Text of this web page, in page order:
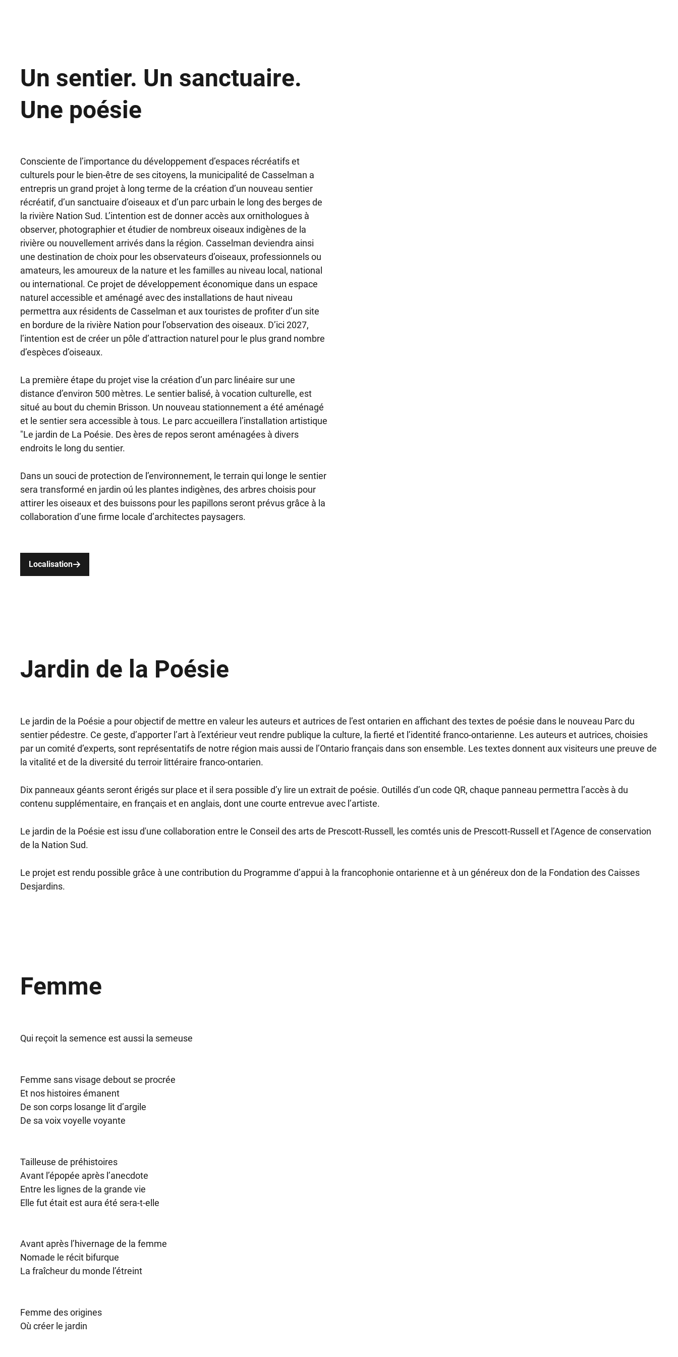
Un sentier. Un sanctuaire.
Une poésie
Consciente de l’importance du développement d’espaces récréatifs et
culturels pour le bien-être de ses citoyens, la municipalité de Casselman a
entrepris un grand projet à long terme de la création d’un nouveau sentier
récréatif, d’un sanctuaire d’oiseaux et d’un parc urbain le long des berges de
la rivière Nation Sud. L’intention est de donner accès aux ornithologues à
observer, photographier et étudier de nombreux oiseaux indigènes de la
rivière ou nouvellement arrivés dans la région. Casselman deviendra ainsi
une destination de choix pour les observateurs d’oiseaux, professionnels ou
amateurs, les amoureux de la nature et les familles au niveau local, national
ou international. Ce projet de développement économique dans un espace
naturel accessible et aménagé avec des installations de haut niveau
permettra aux résidents de Casselman et aux touristes de profiter d’un site
en bordure de la rivière Nation pour l’observation des oiseaux. D’ici 2027,
l’intention est de créer un pôle d’attraction naturel pour le plus grand nombre
d’espèces d’oiseaux.
La première étape du projet vise la création d’un parc linéaire sur une
distance d’environ 500 mètres. Le sentier balisé, à vocation culturelle, est
situé au bout du chemin Brisson. Un nouveau stationnement a été aménagé
et le sentier sera accessible à tous. Le parc accueillera l’installation artistique
"Le jardin de La Poésie. Des ères de repos seront aménagées à divers
endroits le long du sentier.
Dans un souci de protection de l’environnement, le terrain qui longe le sentier
sera transformé en jardin oú les plantes indigènes, des arbres choisis pour
attirer les oiseaux et des buissons pour les papillons seront prévus grâce à la
collaboration d’une firme locale d’architectes paysagers.
Localisation
Jardin de la Poésie
Le jardin de la Poésie a pour objectif de mettre en valeur les auteurs et autrices de l’est ontarien en affichant des textes de poésie dans le nouveau Parc du
sentier pédestre. Ce geste, d’apporter l’art à l’extérieur veut rendre publique la culture, la fierté et l’identité franco-ontarienne. Les auteurs et autrices, choisies
par un comité d’experts, sont représentatifs de notre région mais aussi de l’Ontario français dans son ensemble. Les textes donnent aux visiteurs une preuve de
la vitalité et de la diversité du terroir littéraire franco-ontarien.
Dix panneaux géants seront érigés sur place et il sera possible d’y lire un extrait de poésie. Outillés d’un code QR, chaque panneau permettra l’accès à du
contenu supplémentaire, en français et en anglais, dont une courte entrevue avec l’artiste.
Le jardin de la Poésie est issu d'une collaboration entre le Conseil des arts de Prescott-Russell, les comtés unis de Prescott-Russell et l’Agence de conservation
de la Nation Sud.
Le projet est rendu possible grâce à une contribution du Programme d’appui à la francophonie ontarienne et à un généreux don de la Fondation des Caisses
Desjardins.
Femme
Qui reçoit la semence est aussi la semeuse
Femme sans visage debout se procrée
Et nos histoires émanent
De son corps losange lit d’argile
De sa voix voyelle voyante
Tailleuse de préhistoires
Avant l’épopée après l’anecdote
Entre les lignes de la grande vie
Elle fut était est aura été sera-t-elle
Avant après l’hivernage de la femme
Nomade le récit bifurque
La fraîcheur du monde l’étreint
Femme des origines
Où créer le jardin